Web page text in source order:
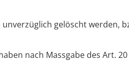
gelöscht werden,
nach Massgabe des Art.